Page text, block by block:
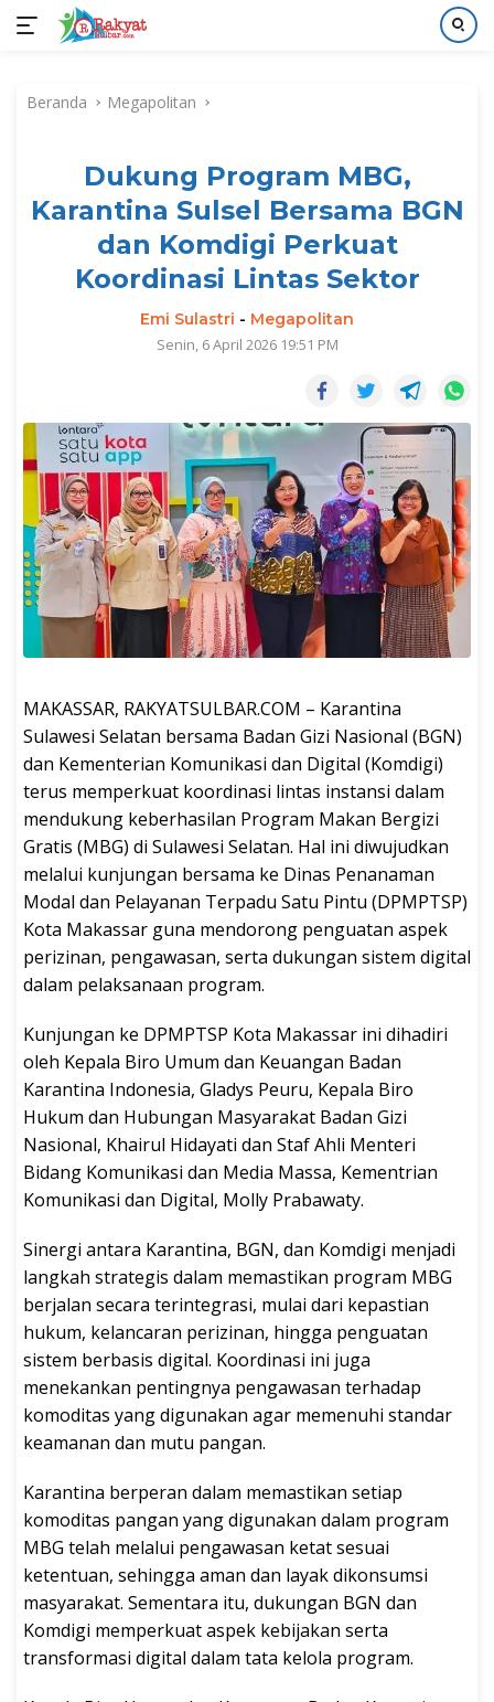
kontenBeranda Megapolitan
Dukung Program MBG,
Karantina Sulsel Bersama BGN
dan Komdigi Perkuat
Koordinasi Lintas Sektor
Emi Sulastri - Megapolitan
Senin, 6 April 2026 19:51 PM
MAKASSAR, RAKYATSULBAR.COM – Karantina
Sulawesi Selatan bersama Badan Gizi Nasional (BGN)
dan Kementerian Komunikasi dan Digital (Komdigi)
terus memperkuat koordinasi lintas instansi dalam
mendukung keberhasilan Program Makan Bergizi
Gratis (MBG) di Sulawesi Selatan. Hal ini diwujudkan
melalui kunjungan bersama ke Dinas Penanaman
Modal dan Pelayanan Terpadu Satu Pintu (DPMPTSP)
Kota Makassar guna mendorong penguatan aspek
perizinan, pengawasan, serta dukungan sistem digital
dalam pelaksanaan program.
Kunjungan ke DPMPTSP Kota Makassar ini dihadiri
oleh Kepala Biro Umum dan Keuangan Badan
Karantina Indonesia, Gladys Peuru, Kepala Biro
Hukum dan Hubungan Masyarakat Badan Gizi
Nasional, Khairul Hidayati dan Staf Ahli Menteri
Bidang Komunikasi dan Media Massa, Kementrian
Komunikasi dan Digital, Molly Prabawaty.
Sinergi antara Karantina, BGN, dan Komdigi menjadi
langkah strategis dalam memastikan program MBG
berjalan secara terintegrasi, mulai dari kepastian
hukum, kelancaran perizinan, hingga penguatan
sistem berbasis digital. Koordinasi ini juga
menekankan pentingnya pengawasan terhadap
komoditas yang digunakan agar memenuhi standar
keamanan dan mutu pangan.
Karantina berperan dalam memastikan setiap
komoditas pangan yang digunakan dalam program
MBG telah melalui pengawasan ketat sesuai
ketentuan, sehingga aman dan layak dikonsumsi
masyarakat. Sementara itu, dukungan BGN dan
Komdigi memperkuat aspek kebijakan serta
transformasi digital dalam tata kelola program.